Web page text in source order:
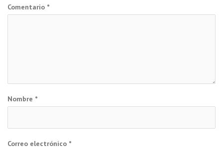
Comentario *
Nombre *
Correo electrónico *